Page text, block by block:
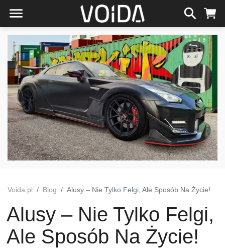
Voida.pl Blog Alusy – Nie Tylko Felgi, Ale Sposób Na Życie!
Alusy – Nie Tylko Felgi,
Ale Sposób Na Życie!